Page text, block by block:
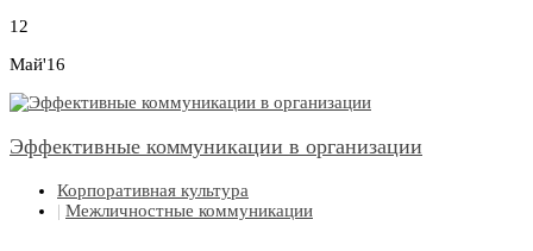
12
Май'16
Эффективные коммуникации в организации
Корпоративная культура
| Межличностные коммуникации